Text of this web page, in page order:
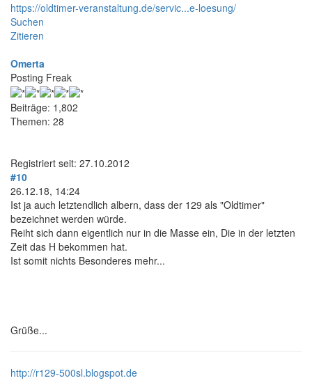
https://oldtimer-veranstaltung.de/servic...e-loesung/
Suchen
Zitieren
Omerta
Posting Freak
Beiträge: 1,802
Themen: 28
Registriert seit: 27.10.2012
#10
26.12.18, 14:24
Ist ja auch letztendlich albern, dass der 129 als "Oldtimer"
bezeichnet werden würde.
Reiht sich dann eigentlich nur in die Masse ein, Die in der letzten
Zeit das H bekommen hat.
Ist somit nichts Besonderes mehr...
Grüße...
http://r129-500sl.blogspot.de